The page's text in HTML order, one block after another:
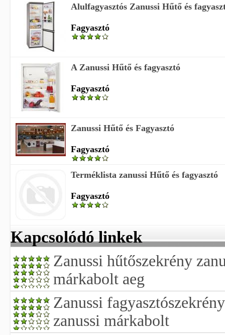
Alulfagyasztós Zanussi Hűtő és
Fagyasztó
A Zanussi Hűtő és fagyasztó
Fagyasztó
Zanussi Hűtő és Fagyasztó
Fagyasztó
Terméklista zanussi Hűtő és fagyasztó
Fagyasztó
Kapcsolódó linkek
Zanussi hűtőszekrény
márkabolt aeg
Zanussi
zanussi márkabolt